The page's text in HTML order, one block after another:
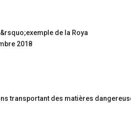
2018
transportant des matières